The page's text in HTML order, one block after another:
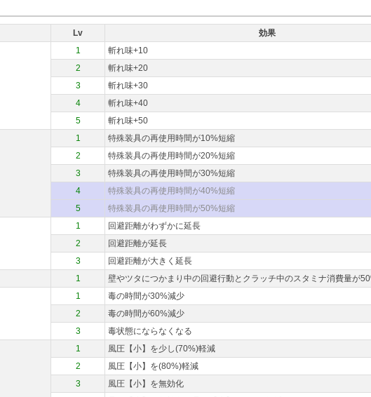
Lv 効果
1
斬れ味+10
2
斬れ味+20
3
斬れ味+30
4
斬れ味+40
5
斬れ味+50
1
特殊装具の再使用時間が10%短縮
2
特殊装具の再使用時間が20%短縮
3
特殊装具の再使用時間が30%短縮
4
特殊装具の再使用時間が40%短縮
5
特殊装具の再使用時間が50%短縮
1
回避距離がわずかに延長
2
回避距離が延長
3
回避距離が大きく延長
1 壁やツタにつかまり中の回避行動とクラッチ中のスタミナ消費量が
1
毒の時間が30%減少
2
毒の時間が60%減少
3
毒状態にならなくなる
1
風圧【小】を少し(70%)軽減
2
風圧【小】を(80%)軽減
3
風圧【小】を無効化